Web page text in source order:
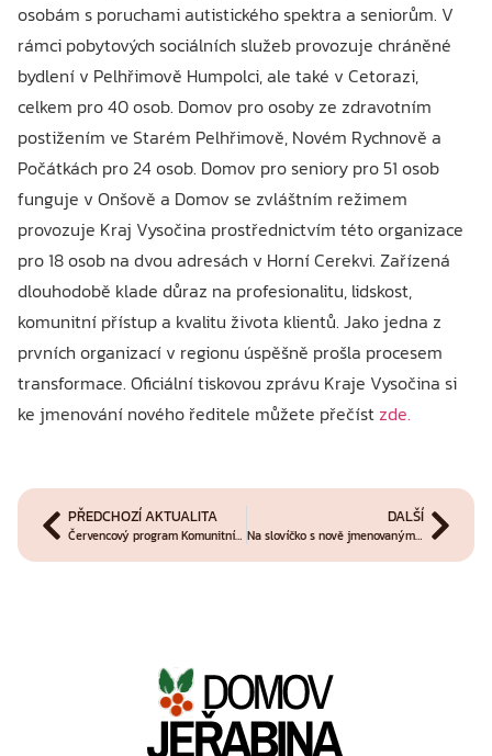
osobám s poruchami autistického spektra a seniorům. V
rámci pobytových sociálních služeb provozuje chráněné
bydlení v Pelhřimově Humpolci, ale také v Cetorazi,
celkem pro 40 osob. Domov pro osoby ze zdravotním
postižením ve Starém Pelhřimově, Novém Rychnově a
Počátkách pro 24 osob. Domov pro seniory pro 51 osob
funguje v Onšově a Domov se zvláštním režimem
provozuje Kraj Vysočina prostřednictvím této organizace
pro 18 osob na dvou adresách v Horní Cerekvi. Zařízená
dlouhodobě klade důraz na profesionalitu, lidskost,
komunitní přístup a kvalitu života klientů. Jako jedna z
prvních organizací v regionu úspěšně prošla procesem
transformace. Oficiální tiskovou zprávu Kraje Vysočina si
ke jmenování nového ředitele můžete přečístzde.
PŘEDCHOZÍ AKTUALITA
Červencový program Komunitního centra s obchůdkem pro dobrou věc
DALŠÍ
Na slovíčko s nově jmenovaným ředitelem Domova Jeřabina Alešem Urbanem